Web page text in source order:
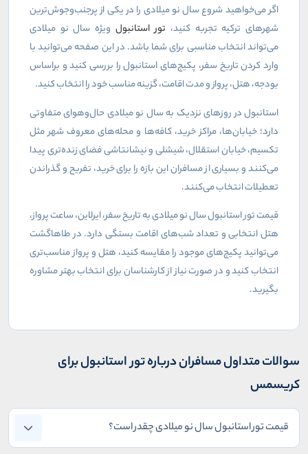
اگر می‌خواهید شروع سال نو میلادی را در یکی از پرجنب‌وجوش‌ترین
شهرهای ترکیه تجربه کنید، تور استانبول ویژه سال نو میلادی
می‌تواند انتخاب مناسبی برای شما باشد. در این صفحه می‌توانید با
وارد کردن تاریخ سفر، پکیج‌های استانبول را بررسی کنید و براساس
بودجه، هتل، پرواز و مدت اقامت، گزینه مناسب خود را انتخاب کنید.
استانبول در روزهای نزدیک به سال نو میلادی حال‌وهوای متفاوتی
دارد؛ خیابان‌ها، مراکز خرید، کافه‌ها و محله‌های معروف شهر مثل
تکسیم، خیابان استقلال، شیشلی و نیشانتاشی فضای زنده‌تری پیدا
می‌کنند و بسیاری از مسافران این بازه را برای خرید، تفریح و گذراندن
تعطیلات انتخاب می‌کنند.
قیمت تور استانبول سال نو میلادی به تاریخ سفر، ایرلاین، ساعت پرواز،
هتل انتخابی و تعداد شب‌های اقامت بستگی دارد. در طاهاگشت
می‌توانید پکیج‌های موجود را مقایسه کنید، هتل و پرواز مناسب‌تری
انتخاب کنید و در صورت نیاز از کارشناسان برای انتخاب بهتر مشاوره
بگیرید.
سوالات متداول مسافران درباره تور استانبول برای
کریسمس
قیمت تور استانبول سال نو میلادی چقدر است؟